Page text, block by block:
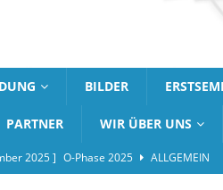
BILDER
PARTNER WIR ÜBER UNS
2025 ] O-Phase 2025
ALLGEMEIN